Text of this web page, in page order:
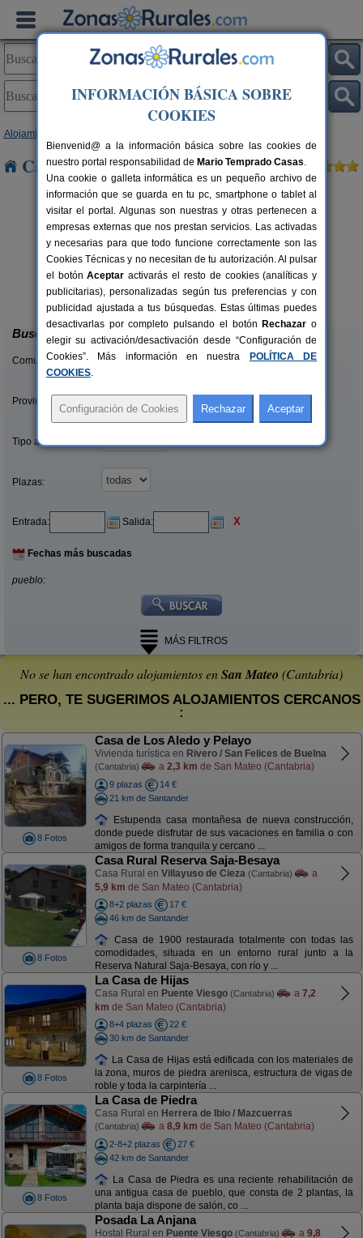
Alojamientos
Casas Rurales cerca de San Mateo
33+1 pers.
desde24 €
Casa Rural Campoo
Naveda (Cantabria)
Buscar
Comunidades:
Provincias/Islas:
Tipo alquiler:
Plazas:
Entrada: Salida: X
Fechas más buscadas
pueblo:
MÁS FILTROS
No se han encontrado alojamientos enSan Mateo (Cantabria)
... PERO, TE SUGERIMOS ALOJAMIENTOS CERCANOS
:
8 Fotos
Casa de Los Aledo y Pelayo
Vivienda turística en Rivero / San Felices de Buelna
(Cantabria) a 2,3 km de San Mateo (Cantabria)
9 plazas
14 €
21 km de Santander
Estupenda casa montañesa de nueva construcción,
donde puede disfrutar de sus vacaciones en familia o con
amigos de forma tranquila y cercano ...
8 Fotos
Casa Rural Reserva Saja-Besaya
Casa Rural en Villayuso de Cieza (Cantabria)
a
5,9 km de San Mateo (Cantabria)
8+2 plazas
17 €
46 km de Santander
Casa de 1900 restaurada totalmente con todas las
comodidades, situada en un entorno rural junto a la
Reserva Natural Saja-Besaya, con río y ...
8 Fotos
La Casa de Hijas
Casa Rural en Puente Viesgo (Cantabria) a 7,2
km de San Mateo (Cantabria)
8+4 plazas
22 €
30 km de Santander
La Casa de Hijas está edificada con los materiales de
la zona, muros de piedra arenisca, estructura de vigas de
roble y toda la carpintería ...
8 Fotos
La Casa de Piedra
Casa Rural en Herrera de Ibio / Mazcuerras
(Cantabria) a 8,9 km de San Mateo (Cantabria)
2-8+2 plazas
27 €
42 km de Santander
La Casa de Piedra es una reciente rehabilitación de
una antigua casa de pueblo, que consta de 2 plantas, la
planta baja dispone de salón, co ...
Posada La Anjana
Hostal Rural en Puente Viesgo (Cantabria) a 9,8
INFORMACIÓN BÁSICA SOBRE
COOKIES
Bienvenid@ a la información básica sobre las cookies de
nuestro portal responsabilidad de Mario Temprado Casas.
Una cookie o galleta informática es un pequeño archivo de
información que se guarda en tu pc, smartphone o tablet al
visitar el portal. Algunas son nuestras y otras pertenecen a
empresas externas que nos prestan servicios. Las activadas
y necesarias para que todo funcione correctamente son las
Cookies Técnicas y no necesitan de tu autorización. Al pulsar
el botónAceptar activarás el resto de cookies (analíticas y
publicitarias), personalizadas según tus preferencias y con
publicidad ajustada a tus búsquedas. Estas últimas puedes
desactivarlas por completo pulsando el botón Rechazar o
elegir su activación/desactivación desde “Configuración de
Cookies”. Más información en nuestra
POLÍTICA DE
COOKIES.